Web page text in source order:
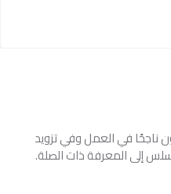
ناجحًا في العمل وفي تزويد
إلى المعرفة ذات الصلة.